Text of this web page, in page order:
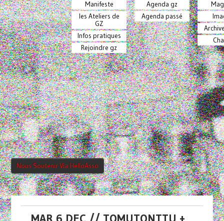
Manifeste
les Ateliers de
GZ
Infos pratiques
Rejoindre gz
Agenda gz
Agenda passé
Nous Soutenir Via HelloAsso